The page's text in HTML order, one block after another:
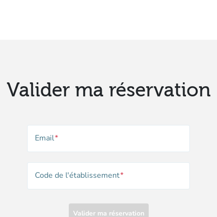
Valider ma réservation
Email
Code de l'établissement
Valider ma réservation